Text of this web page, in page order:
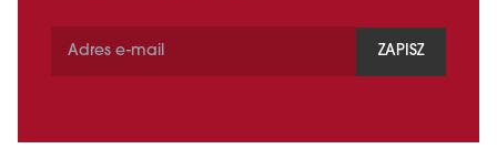
ZAPISZ